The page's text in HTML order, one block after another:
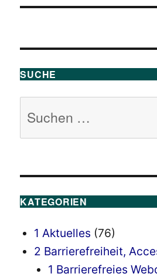
SUCHE
nach:
KATEGORIEN
1 Aktuelles (76)
2 Barrierefreiheit,
1 Barrierefreies